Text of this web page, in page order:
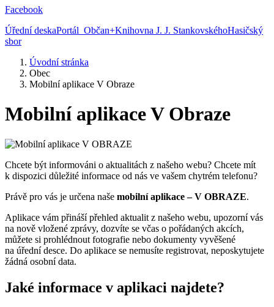
Facebook
Úřední deskaPortál Občan+Knihovna J. J. StankovskéhoHasičský
sbor
Úvodní stránka
Obec
Mobilní aplikace V Obraze
Mobilní aplikace V Obraze
Chcete být informováni o aktualitách z našeho webu? Chcete mít
k dispozici důležité informace od nás ve vašem chytrém telefonu?
Právě pro vás je určena naše mobilní aplikace – V OBRAZE.
Aplikace vám přináší přehled aktualit z našeho webu, upozorní vás
na nově vložené zprávy, dozvíte se včas o pořádaných akcích,
můžete si prohlédnout fotografie nebo dokumenty vyvěšené
na úřední desce. Do aplikace se nemusíte registrovat, neposkytujete
žádná osobní data.
Jaké informace v aplikaci najdete?